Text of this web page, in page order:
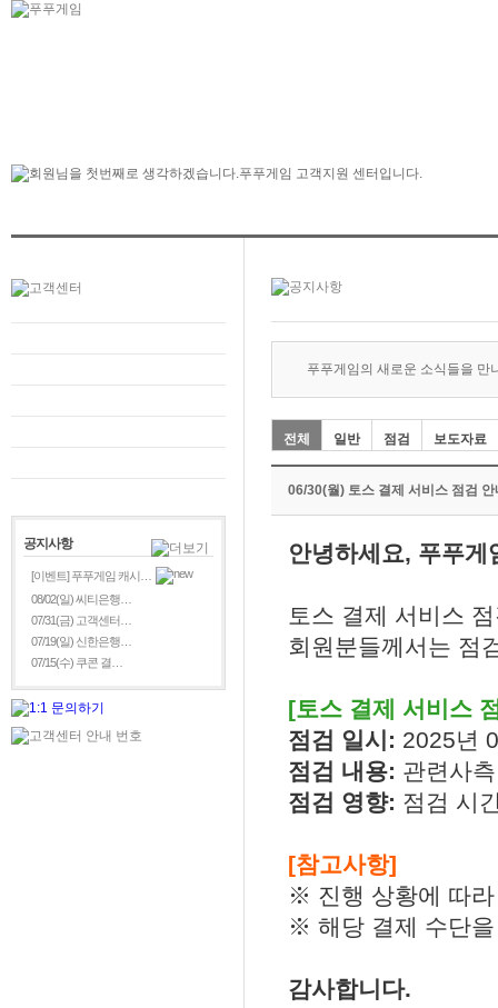
공지사항
[이벤트] 푸푸게임 캐시…
08/02(일) 씨티은행…
07/31(금) 고객센터…
07/19(일) 신한은행…
07/15(수) 쿠콘 결…
푸푸게임의 새로운 소식들을 만
전체 일반 점검 보도자료
06/30(월) 토스 결제 서비스 점검 안
안녕하세요, 푸푸게
토스 결제 서비스
회원분들께서는 점
[토스 결제 서비스
점검 일시: 2025년
점검 내용: 관련사
점검 영향: 점검 시
[참고사항]
※ 진행 상황에 따
※ 해당 결제 수단
감사합니다.